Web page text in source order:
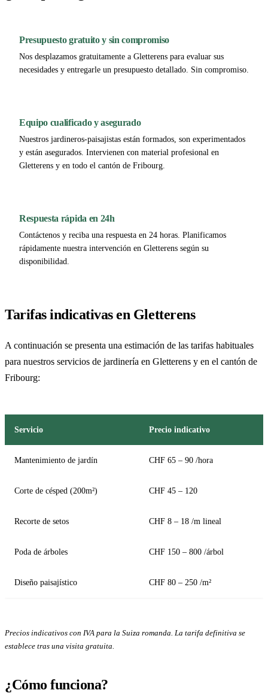
Presupuesto gratuito y sin compromiso
Nos desplazamos gratuitamente a Gletterens para evaluar sus
necesidades y entregarle un presupuesto detallado. Sin compromiso.
Equipo cualificado y asegurado
Nuestros jardineros-paisajistas están formados, son experimentados
y están asegurados. Intervienen con material profesional en
Gletterens y en todo el cantón de Fribourg.
Respuesta rápida en 24h
Contáctenos y reciba una respuesta en 24 horas. Planificamos
rápidamente nuestra intervención en Gletterens según su
disponibilidad.
Tarifas indicativas en Gletterens
A continuación se presenta una estimación de las tarifas habituales
para nuestros servicios de jardinería en Gletterens y en el cantón de
Fribourg:
Servicio Precio indicativo
Mantenimiento de jardín CHF 65 – 90 /hora
Corte de césped (200m²) CHF 45 – 120
Recorte de setos CHF 8 – 18 /m lineal
Poda de árboles CHF 150 – 800 /árbol
Diseño paisajístico CHF 80 – 250 /m²
Precios indicativos con IVA para la Suiza romanda. La tarifa definitiva se
establece tras una visita gratuita.
¿Cómo funciona?